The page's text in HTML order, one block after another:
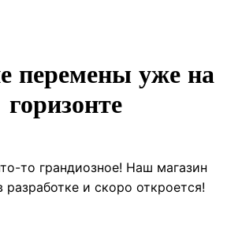
перемены уже на
горизонте
то грандиозное! Наш магазин
разработке и скоро откроется!